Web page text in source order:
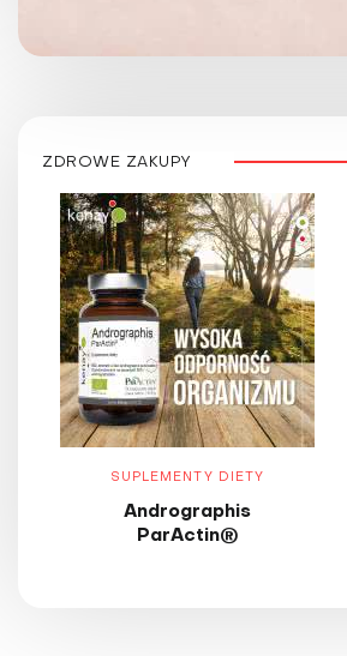
ZDROWE ZAKUPY
SUPLEMENTY DIETY
Andrographis
ParActin®